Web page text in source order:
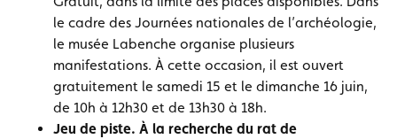
le cadre des Journées nationales de l’archéologie,
le musée Labenche organise plusieurs
manifestations. À cette occasion, il est ouvert
gratuitement le samedi 15 et le dimanche 16 juin,
de 10h à 12h30 et de 13h30 à 18h.
Jeu de piste. À la recherche du rat de